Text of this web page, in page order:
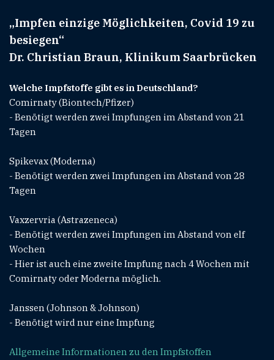
„Impfen einzige Möglichkeiten, Covid 19 zu
besiegen“
Dr. Christian Braun, Klinikum Saarbrücken
Welche Impfstoffe gibt es in Deutschland?
Comirnaty (Biontech/Pfizer)
- Benötigt werden zwei Impfungen im Abstand von 21
Tagen
Spikevax (Moderna)
- Benötigt werden zwei Impfungen im Abstand von 28
Tagen
Vaxzervria (Astrazeneca)
- Benötigt werden zwei Impfungen im Abstand von elf
Wochen
- Hier ist auch eine zweite Impfung nach 4 Wochen mit
Comirnaty oder Moderna möglich.
Janssen (Johnson & Johnson)
- Benötigt wird nur eine Impfung
Allgemeine Informationen zu den Impfstoffen